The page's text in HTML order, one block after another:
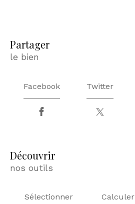
partager
le bien
Facebook Twitter
découvrir
nos outils
Sélectionner Calculer